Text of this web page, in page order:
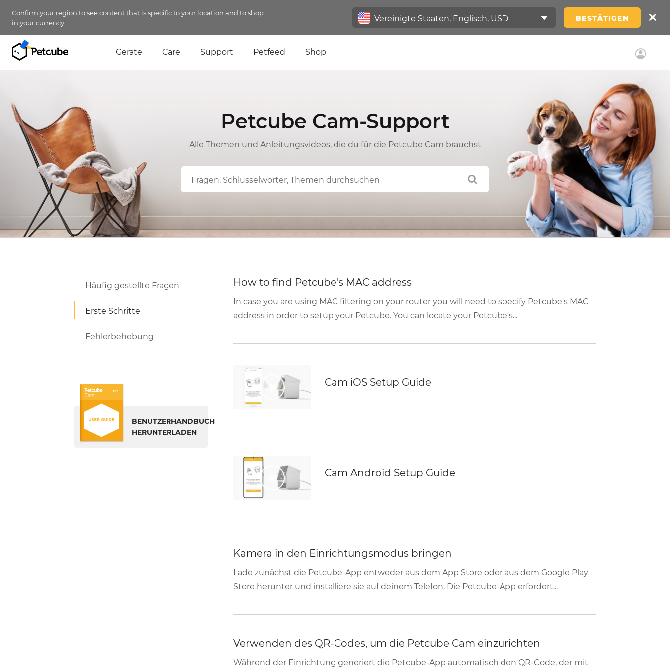
Confirm your region to see content that is specific to your location and to shop
in your currency.
BESTÄTIGEN
Geräte Care Support Petfeed Shop
Petcube Cam-Support
Alle Themen und Anleitungsvideos, die du für die Petcube Cam brauchst
Häufig gestellte Fragen
Erste Schritte
Fehlerbehebung
BENUTZERHANDBUCH
HERUNTERLADEN
How to find Petcube's MAC address
In case you are using MAC filtering on your router you will need to specify Petcube's MAC
address in order to setup your Petcube. You can locate your Petcube's...
Cam iOS Setup Guide
Cam Android Setup Guide
Kamera in den Einrichtungsmodus bringen
Lade zunächst die Petcube-App entweder aus dem App Store oder aus dem Google Play
Store herunter und installiere sie auf deinem Telefon. Die Petcube-App erfordert...
Verwenden des QR-Codes, um die Petcube Cam einzurichten
Während der Einrichtung generiert die Petcube-App automatisch den QR-Code, der mit